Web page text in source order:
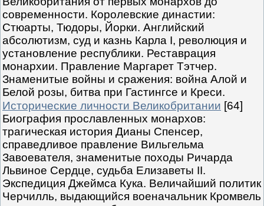
современности. Королевские династии:
Стюарты, Тюдоры, Йорки. Английский
абсолютизм, суд и казнь Карла I, революция и
установление республики. Реставрация
монархии. Правление Маргарет Тэтчер.
Знаменитые войны и сражения: война Алой и
Белой розы, битва при Гастингсе и Креси.
Исторические личности Великобритании [64]
Биография прославленных монархов:
трагическая история Дианы Спенсер,
справедливое правление Вильгельма
Завоевателя, знаменитые походы Ричарда
Львиное Сердце, судьба Елизаветы II.
Экспедиция Джеймса Кука. Величайший политик
Черчилль, выдающийся военачальник Кромвель